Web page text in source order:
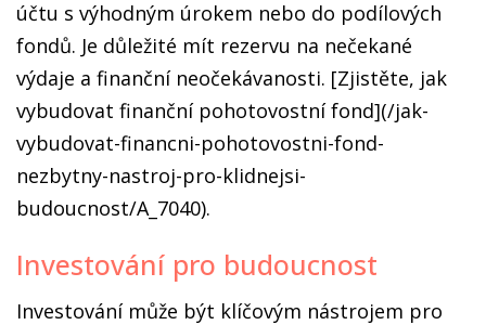
účtu s výhodným úrokem nebo do podílových
fondů. Je důležité mít rezervu na nečekané
výdaje a finanční neočekávanosti. [Zjistěte, jak
vybudovat finanční pohotovostní fond](/jak-
vybudovat-financni-pohotovostni-fond-
nezbytny-nastroj-pro-klidnejsi-
budoucnost/A_7040).
Investování pro budoucnost
Investování může být klíčovým nástrojem pro